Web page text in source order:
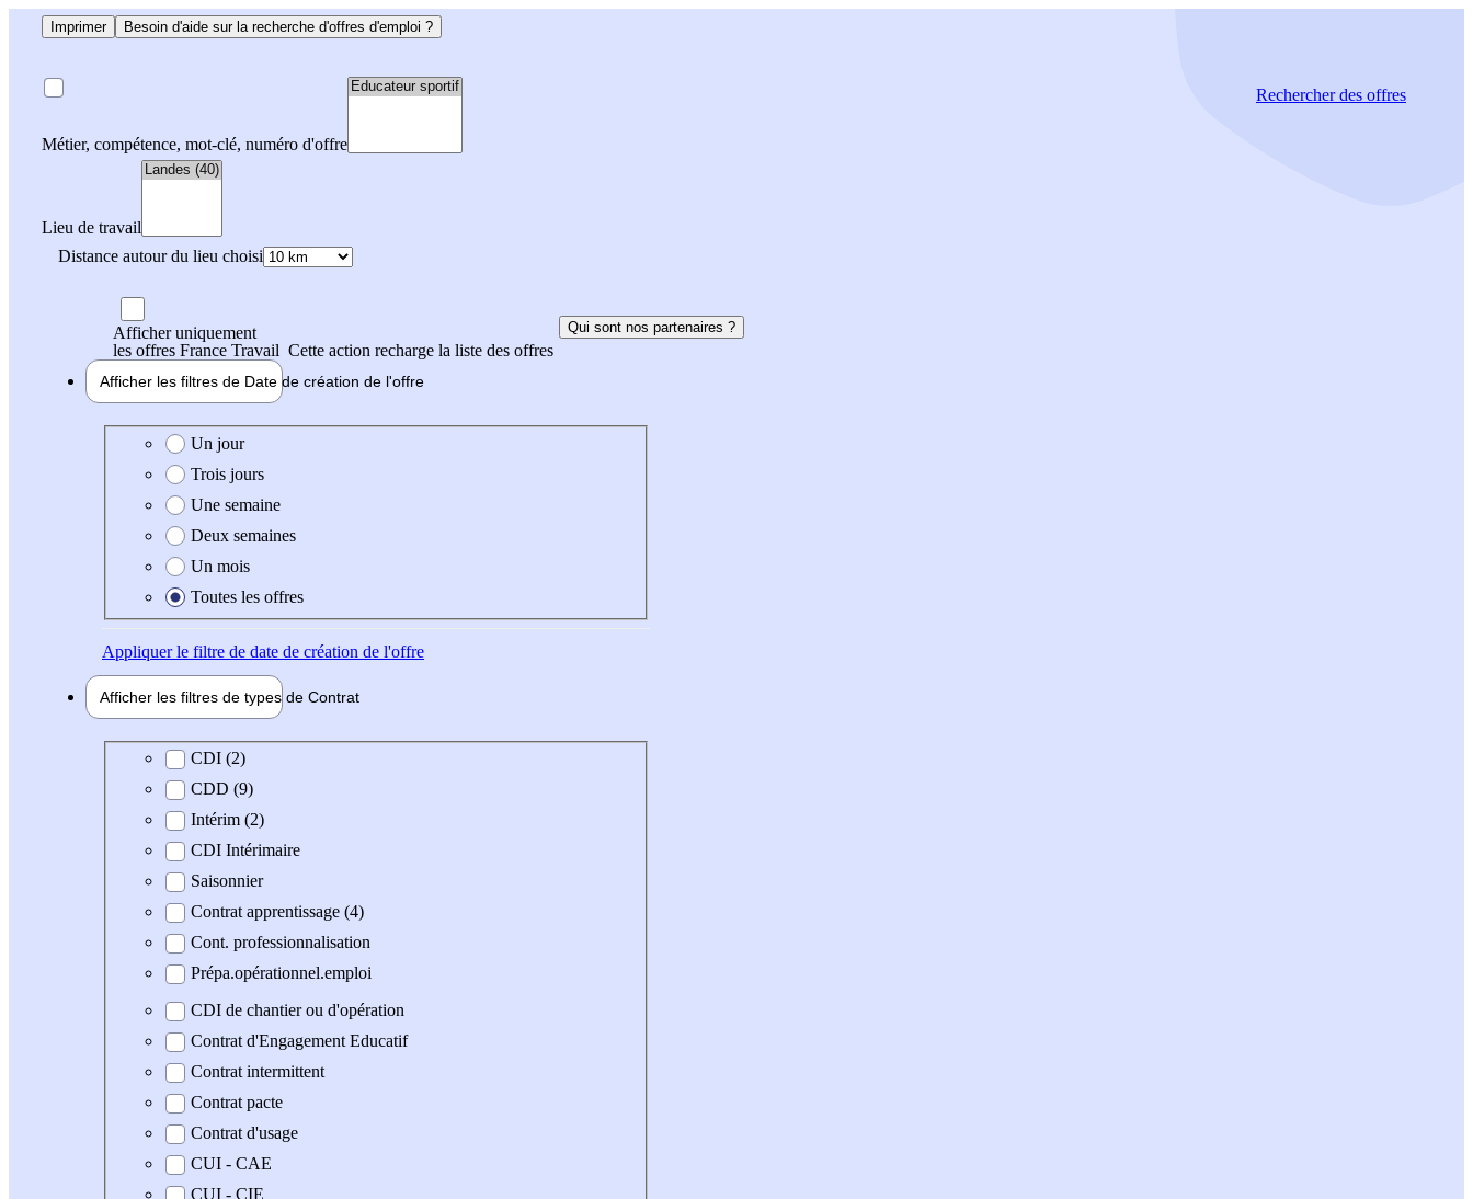
Imprimer Besoin d'aide sur la recherche d'offres d'emploi ?
Métier, compétence, mot-clé, numéro d'offre
Lieu de travail
Distance autour du lieu choisi
Rechercherdes offres
Afficher uniquement
les offres France Travail Cette action recharge la liste des offres
Qui sont nos partenaires ?
Afficher les filtres de Date de création de l'offre
Date de création de l'offre
Un jour
Trois jours
Une semaine
Deux semaines
Un mois
Toutes les offres
Appliquerle filtre de date de création de l'offre
Afficher les filtres de types de Contrat
Type de contrat
CDI (2)
CDD (9)
Intérim (2)
CDI Intérimaire
Saisonnier
Contrat apprentissage (4)
Cont. professionnalisation
Prépa.opérationnel.emploi
CDI de chantier ou d'opération
Contrat d'Engagement Educatif
Contrat intermittent
Contrat pacte
Contrat d'usage
CUI - CAE
CUI - CIE